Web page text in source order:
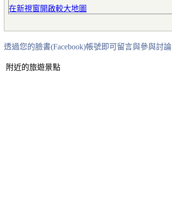
在新視窗開啟較大地圖
透過您的臉書(Facebook)帳號即可留言與參與討論
附近的旅遊景點